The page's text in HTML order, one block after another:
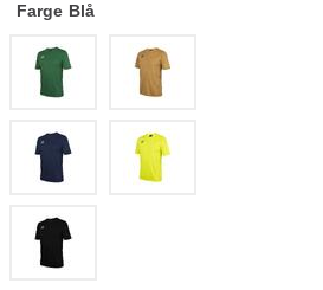
Farge Blå